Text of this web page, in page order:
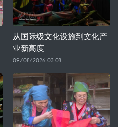
从国际级文化设施到文化产
业新高度
09/08/2026 03:08